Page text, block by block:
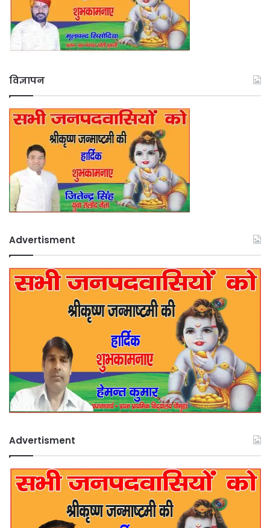
विज्ञापन
Advertisment
Advertisment